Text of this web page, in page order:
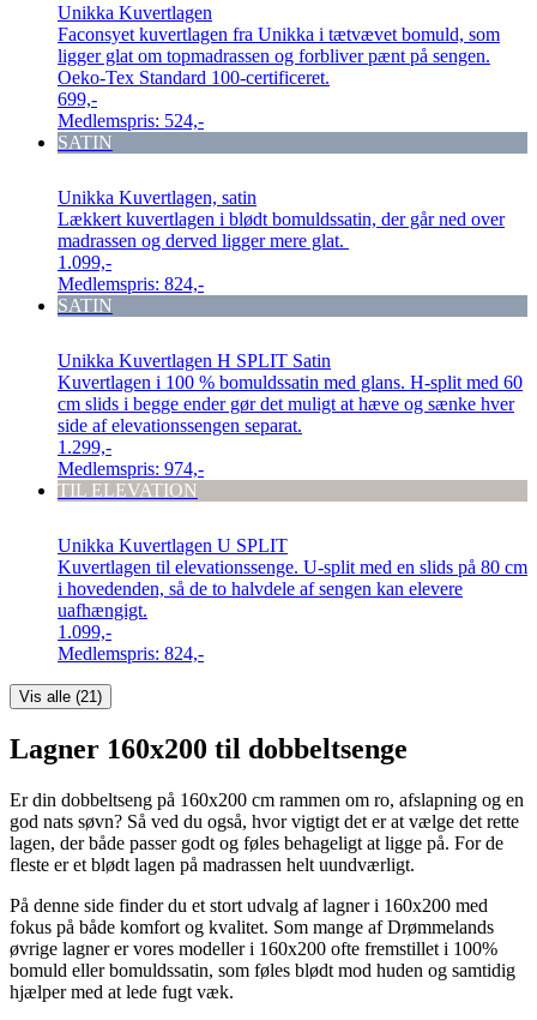
Unikka Kuvertlagen
Faconsyet kuvertlagen fra Unikka i tætvævet bomuld, som
ligger glat om topmadrassen og forbliver pænt på sengen.
Oeko-Tex Standard 100-certificeret.
699,-
Medlemspris: 524,-
SATIN
Unikka Kuvertlagen, satin
Lækkert kuvertlagen i blødt bomuldssatin, der går ned over
madrassen og derved ligger mere glat.
1.099,-
Medlemspris: 824,-
SATIN
Unikka Kuvertlagen H SPLIT Satin
Kuvertlagen i 100 % bomuldssatin med glans. H-split med 60
cm slids i begge ender gør det muligt at hæve og sænke hver
side af elevationssengen separat.
1.299,-
Medlemspris: 974,-
TIL ELEVATION
Unikka Kuvertlagen U SPLIT
Kuvertlagen til elevationssenge. U-split med en slids på 80 cm
i hovedenden, så de to halvdele af sengen kan elevere
uafhængigt.
1.099,-
Medlemspris: 824,-
Vis alle (21 )
Lagner 160x200 til dobbeltsenge
Er din dobbeltseng på 160x200 cm rammen om ro, afslapning og en
god nats søvn? Så ved du også, hvor vigtigt det er at vælge det rette
lagen, der både passer godt og føles behageligt at ligge på. For de
fleste er et blødt lagen på madrassen helt uundværligt.
På denne side finder du et stort udvalg af lagner i 160x200 med
fokus på både komfort og kvalitet. Som mange af Drømmelands
øvrige lagner er vores modeller i 160x200 ofte fremstillet i 100%
bomuld eller bomuldssatin, som føles blødt mod huden og samtidig
hjælper med at lede fugt væk.